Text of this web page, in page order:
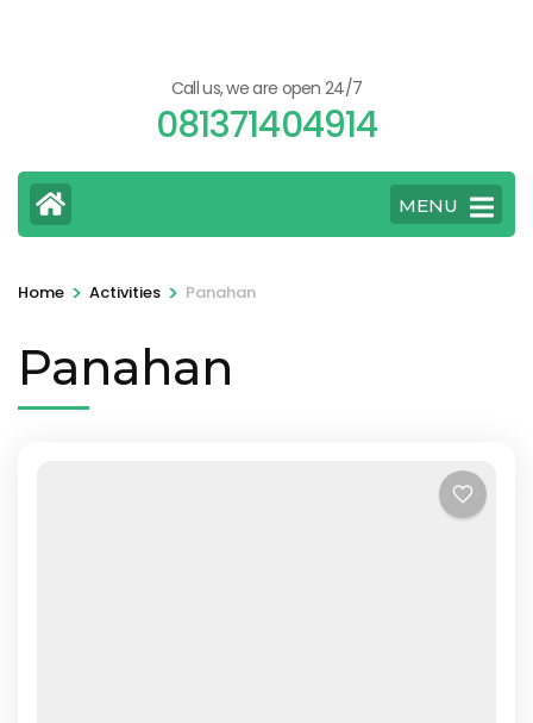
Call us, we are open 24/7
081371404914
MENU
Home > Activities > Panahan
Panahan